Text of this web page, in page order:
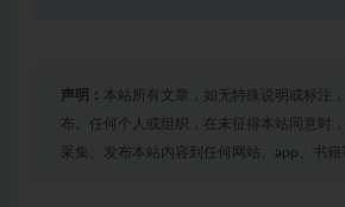
声明： 本站所有文章，如无特殊说明或标注
布。任何个人或组织，在未征得本站同意时
采集、发布本站内容到任何网站、app、书籍